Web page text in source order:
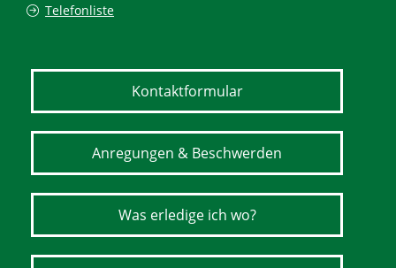
Telefonliste
Kontaktformular
Anregungen & Beschwerden
Was erledige ich wo?